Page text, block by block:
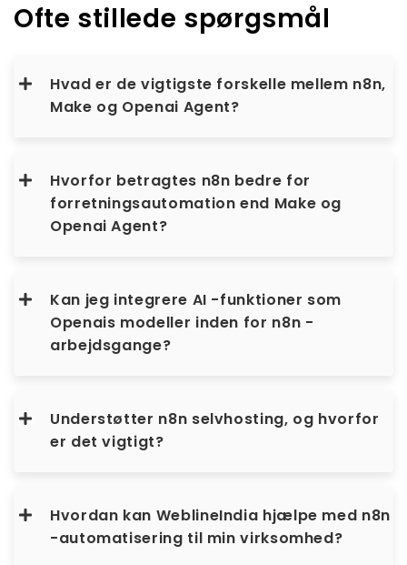
Ofte stillede spørgsmål
Hvad er de vigtigste forskelle mellem n8n,
Make og Openai Agent?
Hvorfor betragtes n8n bedre for
forretningsautomation end Make og
Openai Agent?
Kan jeg integrere AI -funktioner som
Openais modeller inden for n8n -
arbejdsgange?
Understøtter n8n selvhosting, og hvorfor
er det vigtigt?
Hvordan kan WeblineIndia hjælpe med n8n
-automatisering til min virksomhed?